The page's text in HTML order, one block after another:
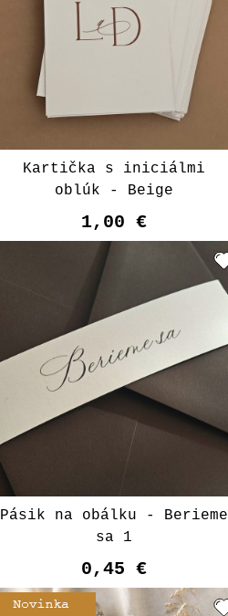
Kartička s iniciálmi
oblúk - Beige
1,00 €
Vyberte variant
Pásik na obálku - Berieme
sa 1
0,45 €